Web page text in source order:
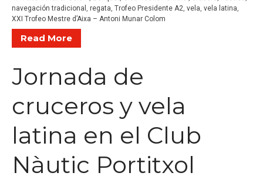
navegación tradicional
regata Trofeo Presidente A2 vela vela latina
XXI Trofeo Mestre d’Aixa – Antoni Munar Colom
Read More
Jornada de
cruceros y vela
latina en el Club
Nàutic Portitxol